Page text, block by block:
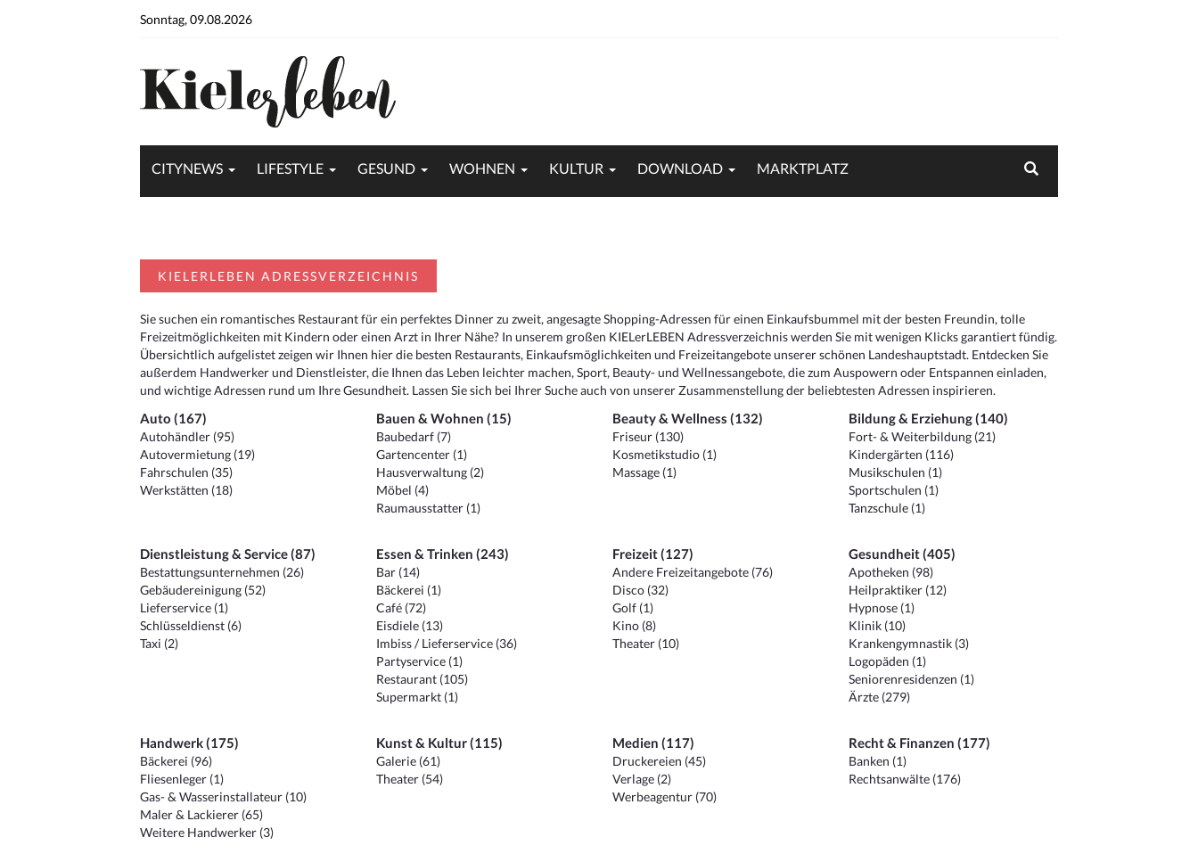
Sonntag, 09.08.2026
CITYNEWS LIFESTYLE GESUND WOHNEN KULTUR DOWNLOAD MARKTPLATZ
KIELERLEBEN ADRESSVERZEICHNIS
Sie suchen ein romantisches Restaurant für ein perfektes Dinner zu zweit, angesagte Shopping-Adressen für einen Einkaufsbummel mit der besten Freundin, tolle
Freizeitmöglichkeiten mit Kindern oder einen Arzt in Ihrer Nähe? In unserem großen KIELerLEBEN Adressverzeichnis werden Sie mit wenigen Klicks garantiert fündig.
Übersichtlich aufgelistet zeigen wir Ihnen hier die besten Restaurants, Einkaufsmöglichkeiten und Freizeitangebote unserer schönen Landeshauptstadt. Entdecken Sie
außerdem Handwerker und Dienstleister, die Ihnen das Leben leichter machen, Sport, Beauty- und Wellnessangebote, die zum Auspowern oder Entspannen einladen,
und wichtige Adressen rund um Ihre Gesundheit. Lassen Sie sich bei Ihrer Suche auch von unserer Zusammenstellung der beliebtesten Adressen inspirieren.
Auto (167)
Autohändler (95)
Autovermietung (19)
Fahrschulen (35)
Werkstätten (18)
Bauen & Wohnen (15)
Baubedarf (7)
Gartencenter (1)
Hausverwaltung (2)
Möbel (4)
Raumausstatter (1)
Beauty & Wellness (132)
Friseur (130)
Kosmetikstudio (1)
Massage (1)
Bildung & Erziehung (140)
Fort- & Weiterbildung (21)
Kindergärten (116)
Musikschulen (1)
Sportschulen (1)
Tanzschule (1)
Dienstleistung & Service (87)
Bestattungsunternehmen (26)
Gebäudereinigung (52)
Lieferservice (1)
Schlüsseldienst (6)
Taxi (2)
Essen & Trinken (243)
Bar (14)
Bäckerei (1)
Café (72)
Eisdiele (13)
Imbiss / Lieferservice (36)
Partyservice (1)
Restaurant (105)
Supermarkt (1)
Freizeit (127)
Andere Freizeitangebote (76)
Disco (32)
Golf (1)
Kino (8)
Theater (10)
Gesundheit (405)
Apotheken (98)
Heilpraktiker (12)
Hypnose (1)
Klinik (10)
Krankengymnastik (3)
Logopäden (1)
Seniorenresidenzen (1)
Ärzte (279)
Handwerk (175)
Bäckerei (96)
Fliesenleger (1)
Gas- & Wasserinstallateur (10)
Maler & Lackierer (65)
Weitere Handwerker (3)
Kunst & Kultur (115)
Galerie (61)
Theater (54)
Medien (117)
Druckereien (45)
Verlage (2)
Werbeagentur (70)
Recht & Finanzen (177)
Banken (1)
Rechtsanwälte (176)